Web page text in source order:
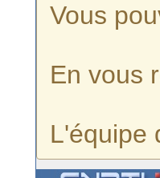
Vous
En vous
L'équipe